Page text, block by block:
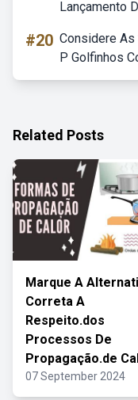
Lançamento
#20 Considere
P Golfinhos
Related Posts
Marque A
Correta A
Respeito.dos
Processos De
Propagação.de
07 September 2024